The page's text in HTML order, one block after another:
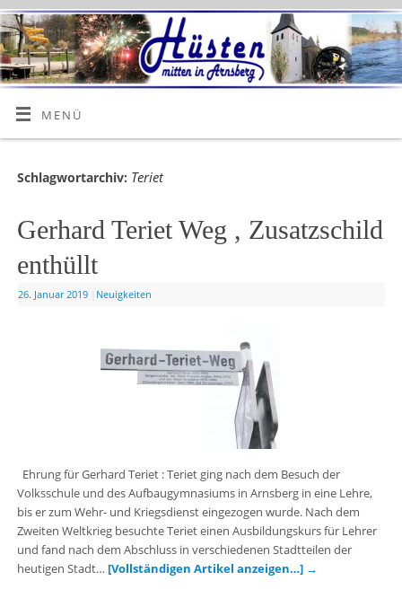
MENÜ
Schlagwortarchiv: Teriet
Gerhard Teriet Weg , Zusatzschild
enthüllt
26. Januar 2019 Neuigkeiten
Ehrung für Gerhard Teriet : Teriet ging nach dem Besuch der
Volksschule und des Aufbaugymnasiums in Arnsberg in eine Lehre,
bis er zum Wehr- und Kriegsdienst eingezogen wurde. Nach dem
Zweiten Weltkrieg besuchte Teriet einen Ausbildungskurs für Lehrer
und fand nach dem Abschluss in verschiedenen Stadtteilen der
heutigen Stadt… [Vollständigen Artikel anzeigen…] →